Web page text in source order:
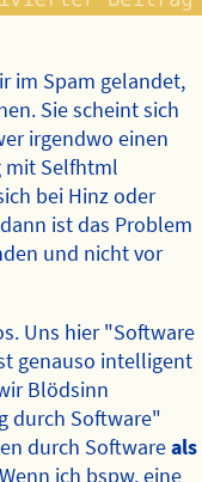
im Spam gelandet,
Sie scheint sich
irgendwo einen
mit Selfhtml
bei Hinz oder
ist das Problem
und nicht vor
Uns hier "Software
genauso intelligent
Blödsinn
durch Software"
durch Softwareals
ich bspw. eine